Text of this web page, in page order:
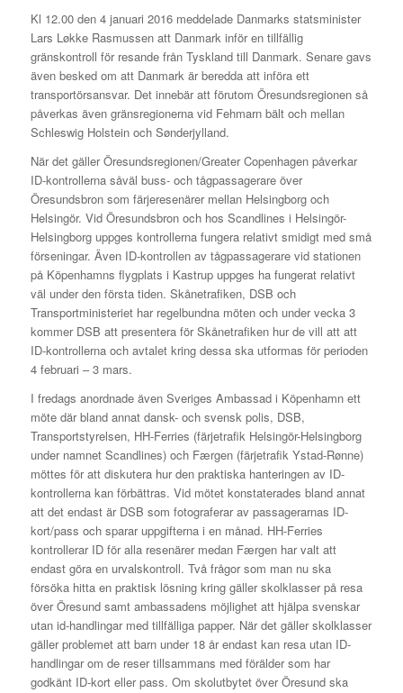
Kl 12.00 den 4 januari 2016 meddelade Danmarks statsminister
Lars Løkke Rasmussen att Danmark inför en tillfällig
gränskontroll för resande från Tyskland till Danmark. Senare gavs
även besked om att Danmark är beredda att införa ett
transportörsansvar. Det innebär att förutom Öresundsregionen så
påverkas även gränsregionerna vid Fehmarn bält och mellan
Schleswig Holstein och Sønderjylland.
När det gäller Öresundsregionen/Greater Copenhagen påverkar
ID-kontrollerna såväl buss- och tågpassagerare över
Öresundsbron som färjeresenärer mellan Helsingborg och
Helsingör. Vid Öresundsbron och hos Scandlines i Helsingör-
Helsingborg uppges kontrollerna fungera relativt smidigt med små
förseningar. Även ID-kontrollen av tågpassagerare vid stationen
på Köpenhamns flygplats i Kastrup uppges ha fungerat relativt
väl under den första tiden. Skånetrafiken, DSB och
Transportministeriet har regelbundna möten och under vecka 3
kommer DSB att presentera för Skånetrafiken hur de vill att att
ID-kontrollerna och avtalet kring dessa ska utformas för perioden
4 februari – 3 mars.
I fredags anordnade även Sveriges Ambassad i Köpenhamn ett
möte där bland annat dansk- och svensk polis, DSB,
Transportstyrelsen, HH-Ferries (färjetrafik Helsingör-Helsingborg
under namnet Scandlines) och Færgen (färjetrafik Ystad-Rønne)
möttes för att diskutera hur den praktiska hanteringen av ID-
kontrollerna kan förbättras. Vid mötet konstaterades bland annat
att det endast är DSB som fotograferar av passagerarnas ID-
kort/pass och sparar uppgifterna i en månad. HH-Ferries
kontrollerar ID för alla resenärer medan Færgen har valt att
endast göra en urvalskontroll. Två frågor som man nu ska
försöka hitta en praktisk lösning kring gäller skolklasser på resa
över Öresund samt ambassadens möjlighet att hjälpa svenskar
utan id-handlingar med tillfälliga papper. När det gäller skolklasser
gäller problemet att barn under 18 år endast kan resa utan ID-
handlingar om de reser tillsammans med förälder som har
godkänt ID-kort eller pass. Om skolutbytet över Öresund ska